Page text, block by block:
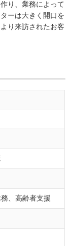
り、業務によって
ーは大きく開口を
り来訪されたお客
、高齢者支援